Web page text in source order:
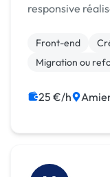
responsive
soignées.
Front-end
Migration ou
25 €/h